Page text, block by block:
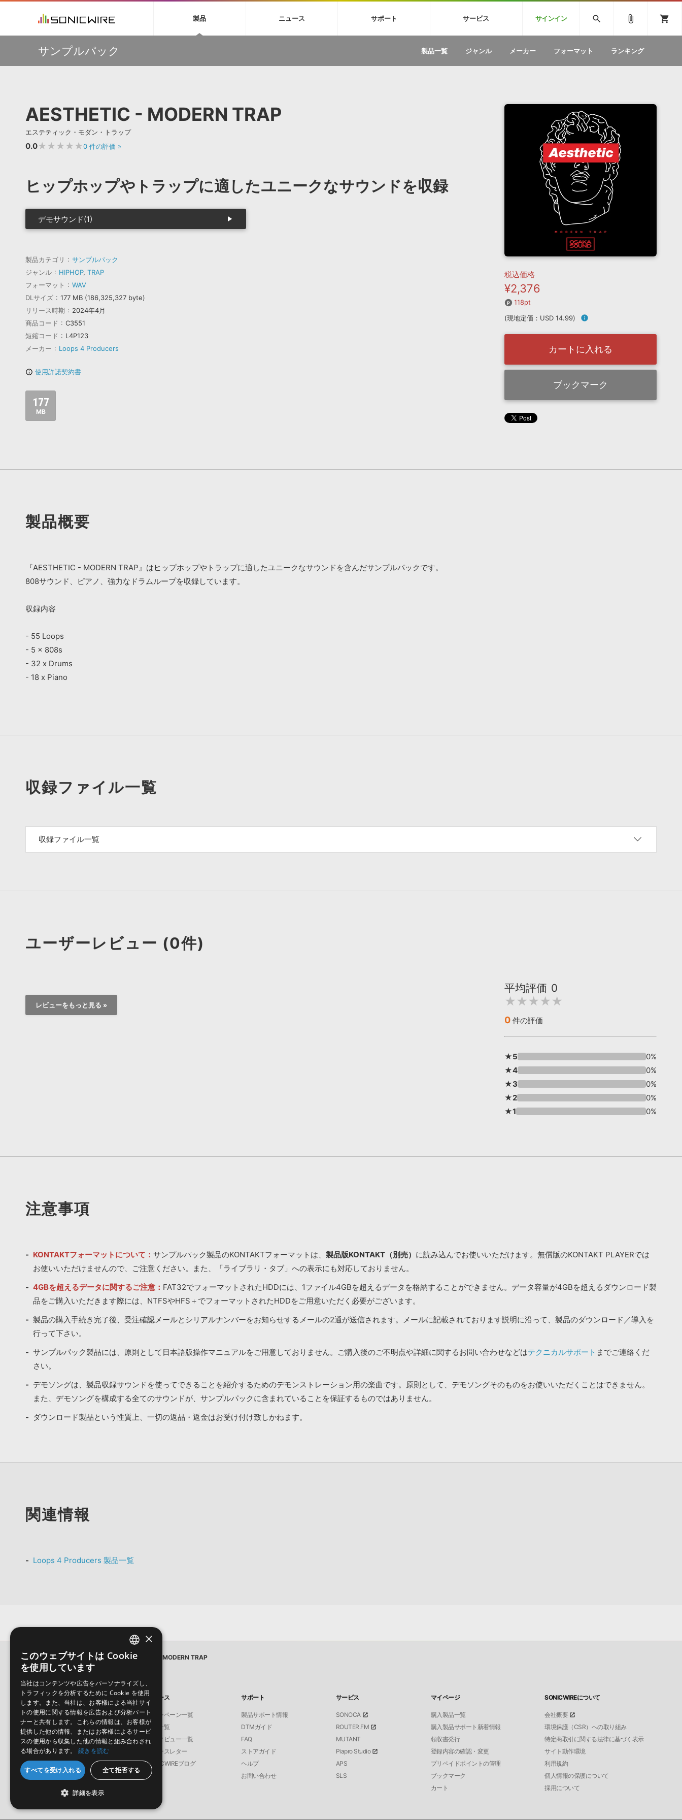
製品
製品一覧
ランキング
製品一覧
製品一覧
製品一覧
ランキング
DAW »
Ableton Live
Bitwig
SoundBridge
製品一覧
カテゴリ
ジャンル
ニュース
【AudioThing】古典的なラテン・サウンドを収録した
Particle』など、Cradle製品が20%OFF！
大迫力パーカッション&高品質オケ音源が最大50%OFF！
SONICWIREで有償製品ご購入の方に、エレピ音源
『WURSY』をプレゼント！
特集一覧
サウンド・ライセンシング・サービス
オーディオ・プロセッシング・サービス
バックナンバー一覧
サポート
VOCALOID4 ENGINE製品サポート
DTM初心者ガイド
テクニカルサポート窓口
サービス
サウンド素材の効率的な一元管理のための無
償ソフトウェア
ボーカルパートの制作が自由自在な、次世代
型ボーカル・エディタ
APS
分離サービス
SLS
サインイン search
鏡音リン・レン V4X VOCALOID SPITFIRE AUDIO
ソフト音源 プラグイン・エフェクト サンプルパック ソフトウェア／ツール DAW 効果音 BGM
attach_file shopping_cart
サンプルパック 製品一覧 ジャンル メーカー フォーマット ランキング
AESTHETIC - MODERN TRAP
エステティック・モダン・トラップ
0.0★★★★★0 件の評価 »
ヒップホップやトラップに適したユニークなサウンドを収録
デモサウンド(1)
製品カテゴリ
サンプルパック
ジャンル
HIPHOP, TRAP
フォーマット
WAV
DLサイズ
177 MB (186,325,327 byte)
リリース時期
2024年4月
商品コード
C3551
短縮コード
L4P123
メーカー
Loops 4 Producers
info_outline 使用許諾契約書
177
MB
税込価格
¥2,376
118pt
(現地定価：USD 14.99)
info
カートに入れる
ブックマーク
製品概要
『AESTHETIC - MODERN TRAP』はヒップホップやトラップに適したユニークなサウンドを含んだサンプルパックです。
808サウンド、ピアノ、強力なドラムループを収録しています。
収録内容
- 55 Loops
- 5 x 808s
- 32 x Drums
- 18 x Piano
収録ファイル一覧
収録ファイル一覧
ユーザーレビュー (0件)
平均評価 0
★★★★★
0 件の評価
★5
0%
★4
0%
★3
0%
★2
0%
★1
0%
レビューをもっと見る »
注意事項
KONTAKTフォーマットについて： サンプルパック製品のKONTAKTフォーマットは、 製品版KONTAKT（別売） に読み込んでお使いいただけます。無償版のKONTAKT PLAYERでは
お使いいただけませんので、ご注意ください。また、「ライブラリ・タブ」への表示にも対応しておりません。
4GBを超えるデータに関するご注意： FAT32でフォーマットされたHDDには、1ファイル4GBを超えるデータを格納することができません。データ容量が4GBを超えるダウンロード製
品をご購入いただきます際には、NTFSやHFS＋でフォーマットされたHDDをご用意いただく必要がございます。
製品の購入手続き完了後、受注確認メールとシリアルナンバーをお知らせするメールの2通が送信されます。メールに記載されております説明に沿って、製品のダウンロード／導入を
行って下さい。
サンプルパック製品には、原則として日本語版操作マニュアルをご用意しておりません。ご購入後のご不明点や詳細に関するお問い合わせなどはテクニカルサポート までご連絡くだ
さい。
デモソングは、製品収録サウンドを使ってできることを紹介するためのデモンストレーション用の楽曲です。原則として、デモソングそのものをお使いいただくことはできません。
また、デモソングを構成する全てのサウンドが、サンプルパックに含まれていることを保証するものではありません。
ダウンロード製品という性質上、一切の返品・返金はお受け付け致しかねます。
関連情報
Loops 4 Producers 製品一覧
サンプルパック AESTHETIC - MODERN TRAP
製品
ソフト音源
プラグイン・エフェクト
サンプルパック
ソフトウェア／ツール
効果音
ニュース
キャンペーン一覧
特集一覧
インタビュー一覧
ニュースレター
SONICWIREブログ
サポート
製品サポート情報
DTMガイド
FAQ
ストアガイド
ヘルプ
お問い合わせ
サービス
SONOCA
ROUTER.FM
MUTANT
Piapro Studio
APS
SLS
マイページ
購入製品一覧
購入製品サポート新着情報
領収書発行
登録内容の確認・変更
プリペイドポイントの管理
ブックマーク
カート
SONICWIREについて
会社概要
環境保護（CSR）への取り組み
特定商取引に関する法律に基づく表示
サイト動作環境
利用規約
個人情報の保護について
採用について
ENGLISH
×
このウェブサイトは Cookie
を使用しています
当社はコンテンツや広告をパーソナライズし、
トラフィックを分析するために Cookie を使用
します。また、当社は、お客様による当社サイ
トの使用に関する情報を広告および分析パート
ナーと共有します。これらの情報は、お客様が
提供した他の情報、またはお客様によるサービ
スの使用から収集した他の情報と組み合わされ
る場合があります。
続きを読む
すべてを受け入れる 全て拒否する
詳細を表示